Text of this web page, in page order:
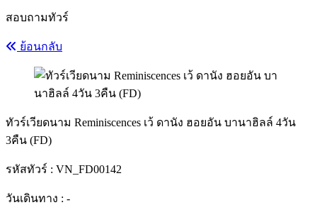
สอบถามทัวร์
ย้อนกลับ
ทัวร์เวียดนาม Reminiscences เว้ ดานัง ฮอยอัน บานาฮิลล์ 4วัน
3คืน (FD)
รหัสทัวร์ : VN_FD00142
วันเดินทาง : -